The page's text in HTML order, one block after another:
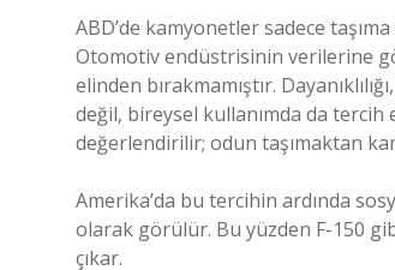
ABD’de kamyonetler sadece
Otomotiv endüstrisinin verilerine
elinden bırakmamıştır.
değil, bireysel kullanımda da tercih
değerlendirilir; odun taşımaktan
Amerika’da bu tercihin ardında
olarak görülür. Bu yüzden F-150
çıkar.